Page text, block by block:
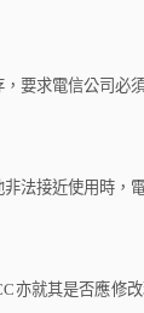
，要求電信公司必
法接近使用時，
亦就其是否應修